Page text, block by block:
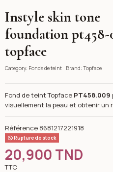
Instyle skin tone
foundation pt458-
topface
Category: Fonds de teint Brand: Topface
Fond de teint Topface PT458.009
visuellement la peau et obtenir un
Référence 8681217221918
Rupture de stock
20,900 TND
TTC